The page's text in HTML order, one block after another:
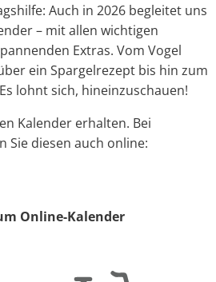
Auch in 2026 begleitet uns
– mit allen wichtigen
Extras. Vom Vogel
ein Spargelrezept bis hin zum
lohnt sich, hineinzuschauen!
Kalender erhalten. Bei
Sie diesen auch online:
Online-Kalender